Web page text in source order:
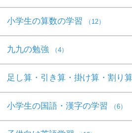
小学生の算数の学習 （12）
九九の勉強 （4）
足し算・引き算・掛け算・割り
小学生の国語・漢字の学習 （6）